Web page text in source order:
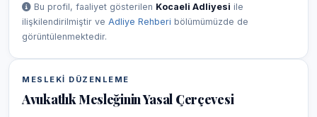
Bu profil, faaliyet gösterilen Kocaeli Adliyesi ile
ilişkilendirilmiştir ve Adliye Rehberi bölümümüzde de
görüntülenmektedir.
MESLEKI DÜZENLEME
Avukatlık Mesleğinin Yasal Çerçevesi